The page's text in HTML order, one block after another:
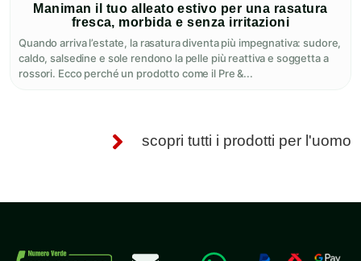
Maniman il tuo alleato estivo per una rasatura
fresca, morbida e senza irritazioni
Quando arriva l’estate, la rasatura diventa più impegnativa: sudore,
caldo, salsedine e sole rendono la pelle più reattiva e soggetta a
rossori. Ecco perché un prodotto come il Pre &...
scopri tutti i prodotti per l'uomo